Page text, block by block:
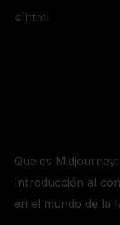
«`html
Qué es
Introducción al
en el mundo de la